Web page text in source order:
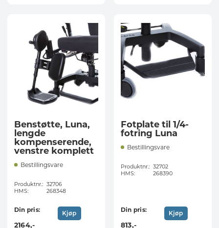
Benstøtte, Luna,
lengde
kompenserende,
venstre komplett
Bestillingsvare
Produktnr.: 32706
HMS:
268348
Din pris:
2164,-
Kjøp
Fotplate til 1/4-
fotring Luna
Bestillingsvare
Produktnr.: 32702
HMS:
268390
Din pris:
813,-
Kjøp